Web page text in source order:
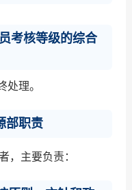
考核等级的综合
理。
部职责
，主要负责：